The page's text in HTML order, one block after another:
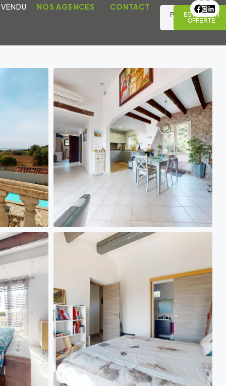
NOS AGENCES CONTACT
PRENDRE
RDV
ESTIMATION
OFFERTE